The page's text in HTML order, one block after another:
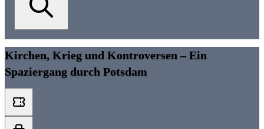
Kirchen, Krieg und Kontroversen – Ein
Spaziergang durch Potsdam